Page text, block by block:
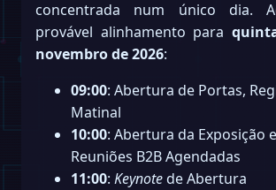
concentrada num único dia.
provável alinhamento para
novembro de 2026:
09:00: Abertura de Portas,
Matinal
10:00: Abertura da Exposição
Reuniões B2B Agendadas
11:00: Keynotede Abertura